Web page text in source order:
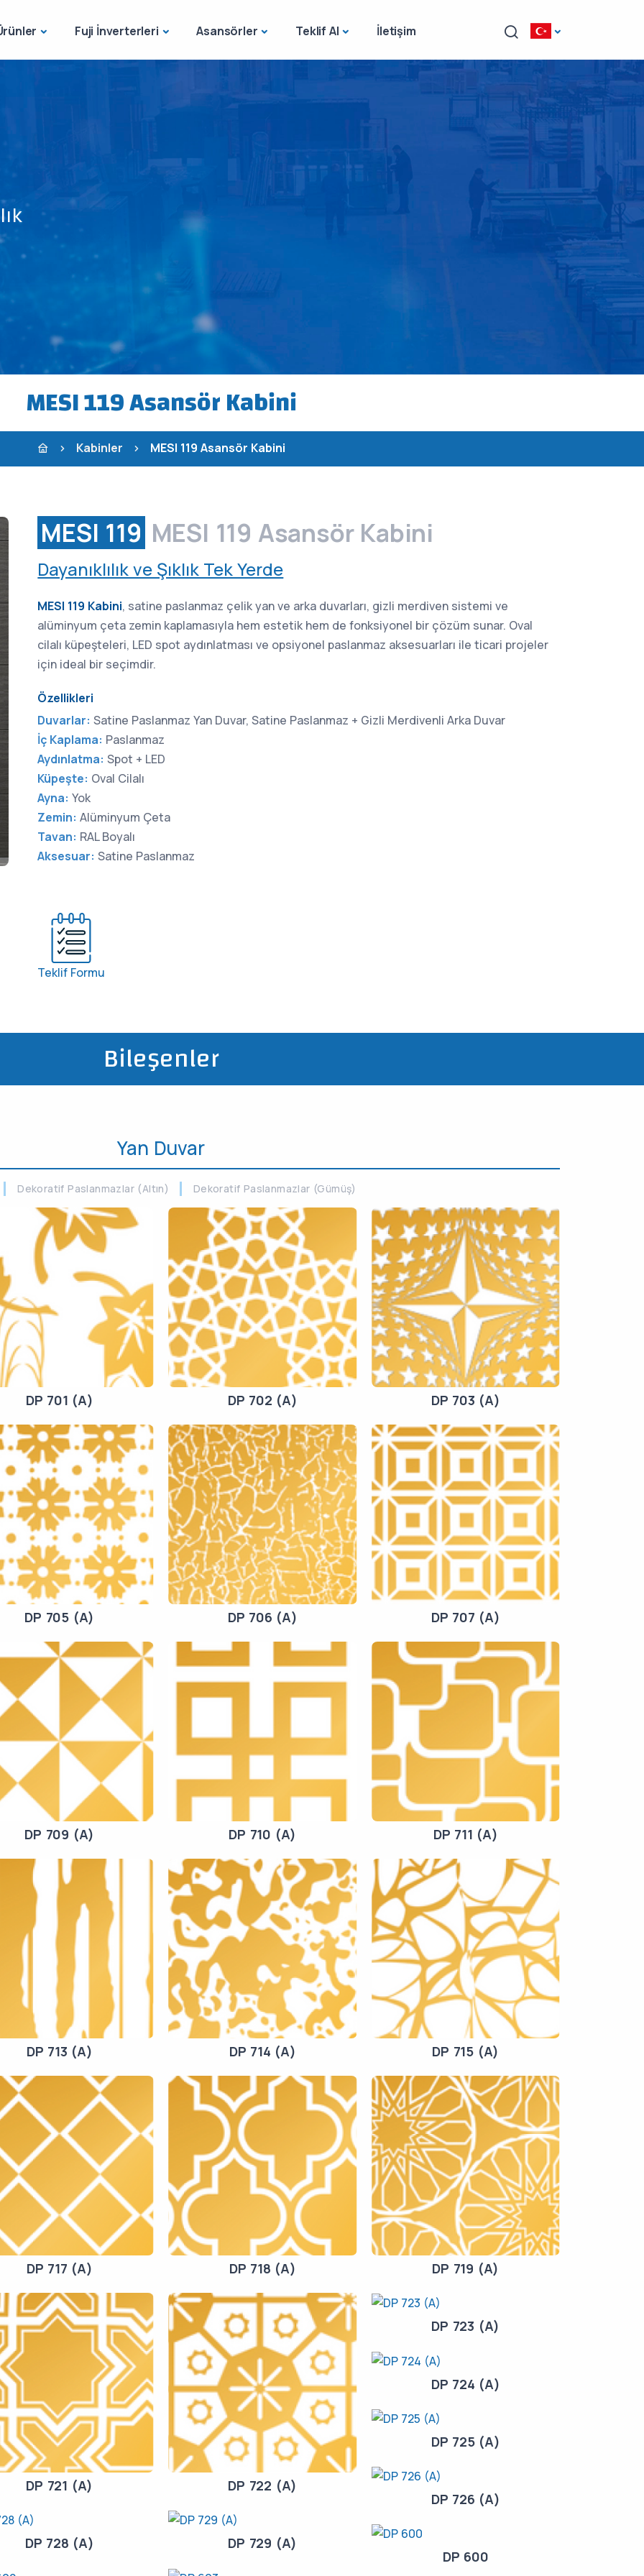
Fuji İnverterleri Asansörler Teklif Al İletişim
MESI 119 Asansör Kabini
Kabinler MESI 119 Asansör Kabini
MESI 119 MESI 119 Asansör Kabini
Dayanıklılık ve Şıklık Tek Yerde
MESI 119 Kabini, satine paslanmaz çelik yan ve arka duvarları, gizli merdiven sistemi ve
alüminyum çeta zemin kaplamasıyla hem estetik hem de fonksiyonel bir çözüm sunar. Oval
cilalı küpeşteleri, LED spot aydınlatması ve opsiyonel paslanmaz aksesuarları ile ticari projeler
için ideal bir seçimdir.
Özellikleri
Duvarlar:Satine Paslanmaz Yan Duvar, Satine Paslanmaz + Gizli Merdivenli Arka Duvar
İç Kaplama: Paslanmaz
Aydınlatma: Spot + LED
Küpeşte: Oval Cilalı
Ayna: Yok
Zemin: Alüminyum Çeta
Tavan: RAL Boyalı
Aksesuar:Satine Paslanmaz
Teklif Formu
Bileşenler
Yan Duvar
Dekoratif Paslanmazlar (Altın) Dekoratif Paslanmazlar (Gümüş)
DP 701 (A) DP 702 (A) DP 703 (A)
DP 705 (A) DP 706 (A) DP 707 (A)
DP 709 (A) DP 710 (A) DP 711 (A)
DP 713 (A) DP 714 (A) DP 715 (A)
DP 717 (A) DP 718 (A) DP 719 (A)
DP 721 (A) DP 722 (A)
DP 723 (A)
DP 724 (A)
DP 725 (A)
DP 726 (A)
DP 728 (A) DP 729 (A)
DP 600